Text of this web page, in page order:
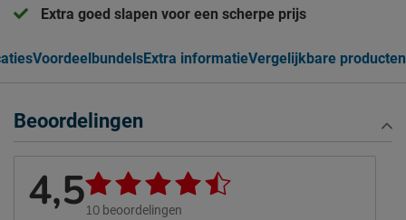
Extra goed slapen voor een scherpe prijs
VoordeelbundelsExtra informatieVergelijkbare producten
Beoordelingen
4,510 beoordelingen